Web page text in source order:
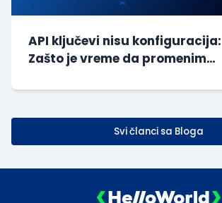
API ključevi nisu konfiguracija:
Zašto je vreme da promenimo
Svi članci sa Bloga